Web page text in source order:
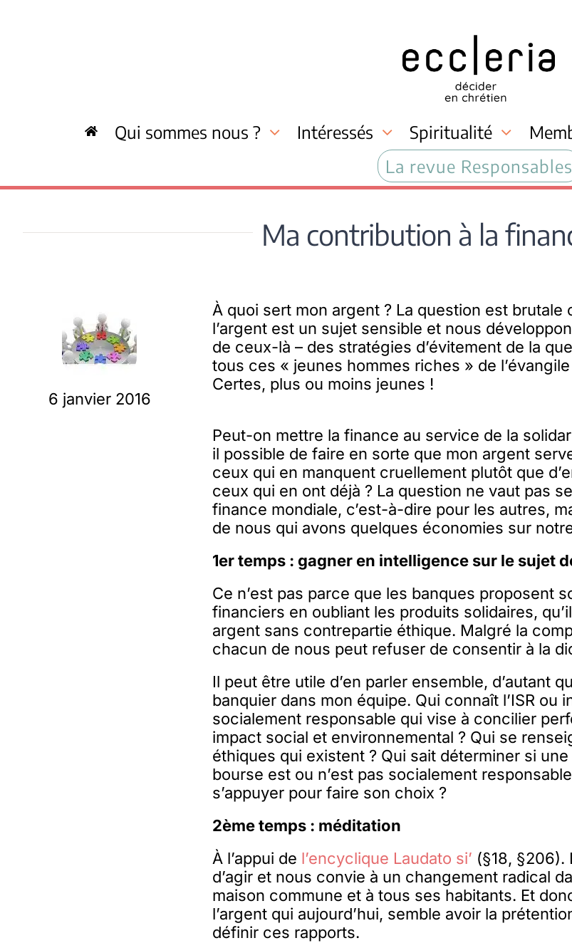
Qui sommes nous ? Intéressés Spiritualité
La revue Responsables
Ma contribution à la
6 janvier 2016
À quoi sert mon argent ? La question est brutale
l’argent est un sujet sensible et nous
de ceux-là – des stratégies d’évitement de la
tous ces « jeunes hommes riches » de
Certes, plus ou moins jeunes !
Peut-on mettre la finance au service de la
il possible de faire en sorte que mon argent
ceux qui en manquent cruellement plutôt que
ceux qui en ont déjà ? La question ne vaut pas
finance mondiale, c’est-à-dire pour les autres,
de nous qui avons quelques économies sur
1er temps : gagner en intelligence sur le sujet
Ce n’est pas parce que les banques proposent
financiers en oubliant les produits solidaires,
argent sans contrepartie éthique. Malgré la
chacun de nous peut refuser de consentir à la
Il peut être utile d’en parler ensemble, d’autant
banquier dans mon équipe. Qui connaît l’ISR ou
socialement responsable qui vise à concilier
impact social et environnemental ? Qui se
éthiques qui existent ? Qui sait déterminer si
bourse est ou n’est pas socialement
s’appuyer pour faire son choix ?
2ème temps : méditation
À l’appui de l’encyclique Laudato si’ (§18, §206).
d’agir et nous convie à un changement radical
maison commune et à tous ses habitants. Et
l’argent qui aujourd’hui, semble avoir la
définir ces rapports.